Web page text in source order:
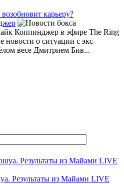
карьеру?
Коппинджер в эфире The Ring
новости о ситуации с экс-
весе Дмитрием Бив...
Результаты из Майами LIVE